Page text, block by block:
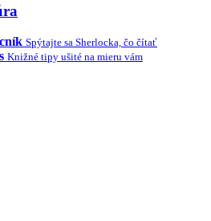
Spýtajte sa Sherlocka, čo čítať
Knižné tipy ušité na mieru vám